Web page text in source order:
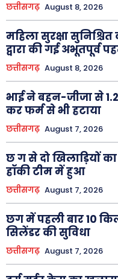
छत्तीसगढ़ August 8, 2026
महिला सुरक्षा
द्वारा की गई अभूतपूर्व
छत्तीसगढ़ August 8, 2026
भाई ने बहन-जीजा से
कर फर्म से भी हटाया
छत्तीसगढ़ August 7, 2026
छ ग से दो खिलाड़ियों
हॉकी टीम में हुआ
छत्तीसगढ़ August 7, 2026
छग में पहली बार 10
सिलेंडर की सुविधा
छत्तीसगढ़ August 7, 2026